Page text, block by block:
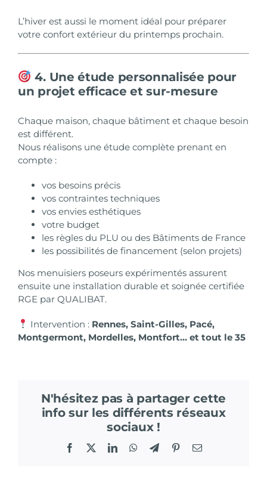
L’hiver est aussi le moment idéal pour préparer
votre confort extérieur du printemps prochain.
4. Une étude personnalisée pour
un projet efficace et sur-mesure
Chaque maison, chaque bâtiment et chaque besoin
est différent.
Nous réalisons une étude complète prenant en
compte :
vos besoins précis
vos contraintes techniques
vos envies esthétiques
votre budget
les règles du PLU ou des Bâtiments de France
les possibilités de financement (selon projets)
Nos menuisiers poseurs expérimentés assurent
ensuite une installation durable et soignée certifiée
RGE par QUALIBAT.
Intervention : Rennes, Saint-Gilles, Pacé,
Montgermont, Mordelles, Montfort… et tout le 35
N'hésitez pas à partager cette
info sur les différents réseaux
sociaux !
Facebook LinkedInWhatsApp
TelegramPinterestEmail